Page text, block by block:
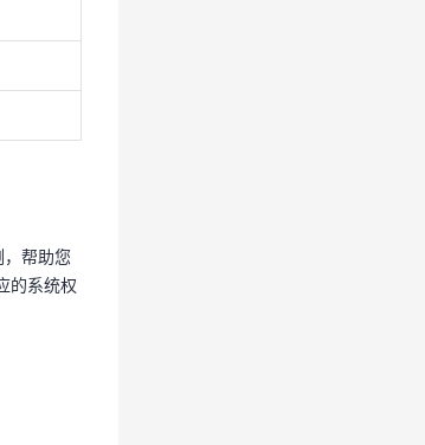
帮助您
的系统权
帮助您
的系统权